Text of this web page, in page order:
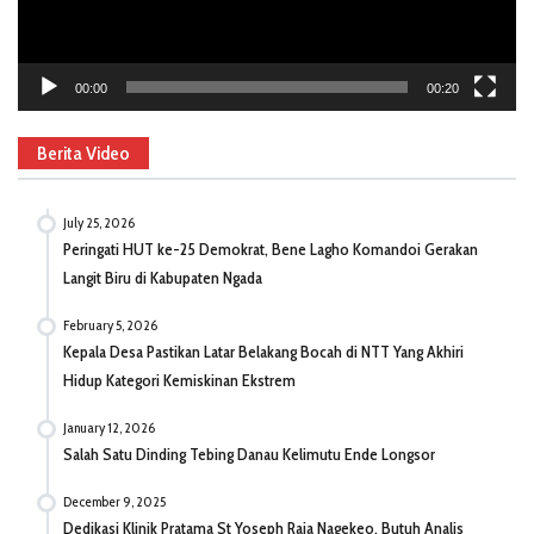
00:00 00:20
Berita Video
July 25, 2026
Peringati HUT ke-25 Demokrat, Bene Lagho Komandoi Gerakan
Langit Biru di Kabupaten Ngada
February 5, 2026
Kepala Desa Pastikan Latar Belakang Bocah di NTT Yang Akhiri
Hidup Kategori Kemiskinan Ekstrem
January 12, 2026
Salah Satu Dinding Tebing Danau Kelimutu Ende Longsor
December 9, 2025
Dedikasi Klinik Pratama St Yoseph Raja Nagekeo, Butuh Analis